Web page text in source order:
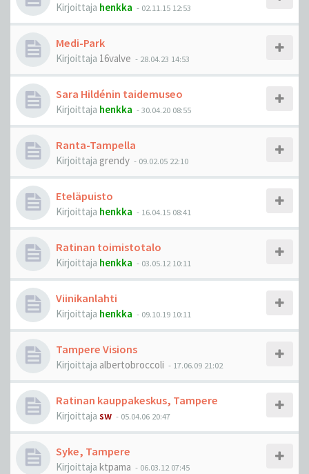
Kirjoittaja henkka - 02.11.15 12:53
Medi-Park
Kirjoittaja 16valve - 28.04.23 14:53
Sara Hildénin taidemuseo
Kirjoittaja henkka -30.04.20 08:55
Ranta-Tampella
Kirjoittaja grendy - 09.02.05 22:10
Eteläpuisto
Kirjoittaja henkka - 16.04.15 08:41
Ratinan toimistotalo
Kirjoittaja henkka - 03.05.12 10:11
Viinikanlahti
Kirjoittaja henkka - 09.10.19 10:11
Tampere Visions
Kirjoittaja albertobroccoli - 17.06.09 21:02
Ratinan kauppakeskus, Tampere
Kirjoittaja sw - 05.04.06 20:47
Syke, Tampere
Kirjoittaja ktpama - 06.03.12 07:45